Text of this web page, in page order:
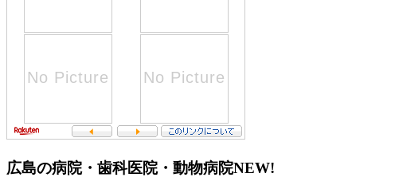
広島の病院・歯科医院・動物病院NEW!